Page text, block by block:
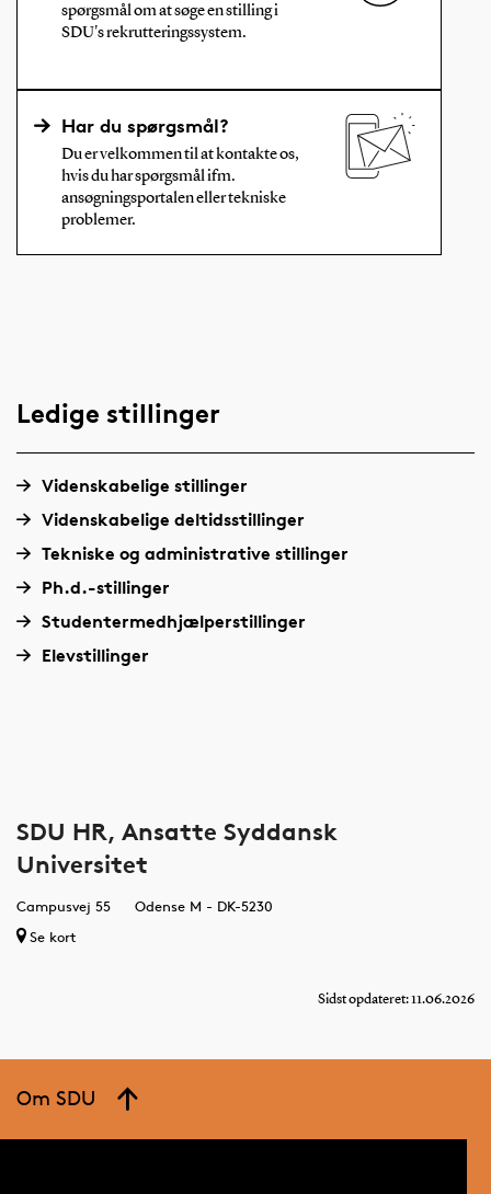
spørgsmål om at søge en stilling i
SDU's rekrutteringssystem.
Har du spørgsmål?
Du er velkommen til at kontakte os,
hvis du har spørgsmål ifm.
ansøgningsportalen eller tekniske
problemer.
Ledige stillinger
Videnskabelige stillinger
Videnskabelige deltidsstillinger
Tekniske og administrative stillinger
Ph.d.-stillinger
Studentermedhjælperstillinger
Elevstillinger
SDU HR, Ansatte Syddansk
Universitet
Campusvej 55
Odense M - DK-5230
Se kort
Sidst opdateret: 11.06.2026
Om SDU